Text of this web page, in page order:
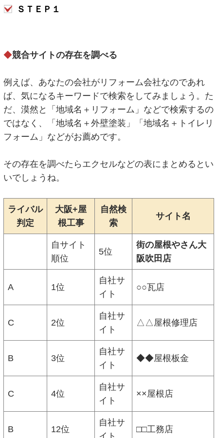
ＳＴＥＰ１
◆競合サイトの存在を調べる
例えば、あなたの会社がリフォーム会社なのであれ
ば、気になるキーワードで検索をしてみましょう。た
だ、漠然と「地域名＋リフォーム」などで検索するの
ではなく、「地域名＋外壁塗装」「地域名＋トイレリ
フォーム」などがお薦めです。
その存在を調べたらエクセルなどの表にまとめるとい
いでしょうね。
ライバル
判定
大阪+屋
根工事
自然検
索
サイト名
自サイト
順位
5位
街の屋根やさん大
阪吹田店
A 1位
自社サ
イト
○○瓦店
C 2位
自社サ
イト
△△屋根修理店
B 3位
自社サ
イト
◆◆屋根板金
C 4位
自社サ
イト
××屋根店
B 12位
自社サ
□□工務店